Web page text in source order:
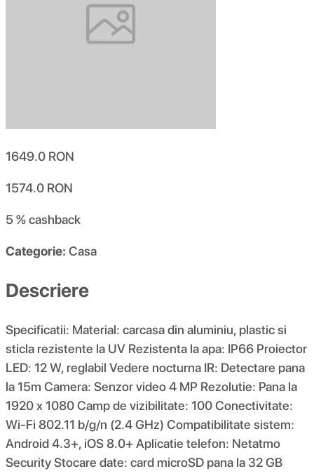
1649.0 RON
1574.0 RON
5 %cashback
Categorie: Casa
Descriere
Specificatii: Material: carcasa din aluminiu, plastic si
sticla rezistente la UV Rezistenta la apa: IP66 Proiector
LED: 12 W, reglabil Vedere nocturna IR: Detectare pana
la 15m Camera: Senzor video 4 MP Rezolutie: Pana la
1920 x 1080 Camp de vizibilitate: 100 Conectivitate:
Wi-Fi 802.11 b/g/n (2.4 GHz) Compatibilitate sistem:
Android 4.3+, iOS 8.0+ Aplicatie telefon: Netatmo
Security Stocare date: card microSD pana la 32 GB